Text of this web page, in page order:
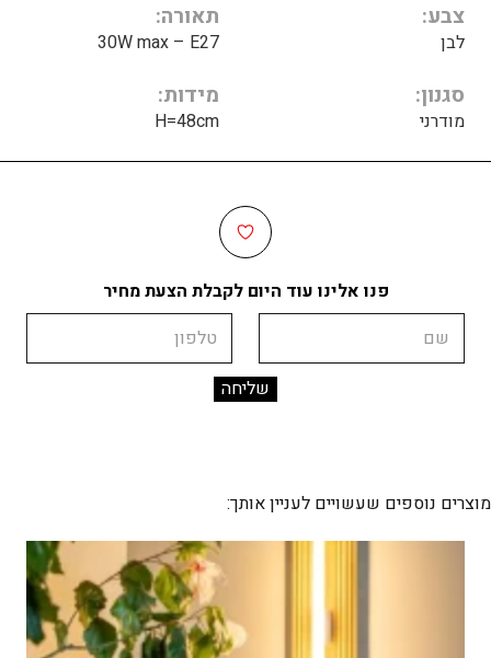
צבע
לבן
תאורה
30W max – E27
סגנון
מודרני
מידות
H=48cm
פנו אלינו עוד היום לקבלת הצעת מחיר
מוצרים נוספים שעשויים לעניין אותך: